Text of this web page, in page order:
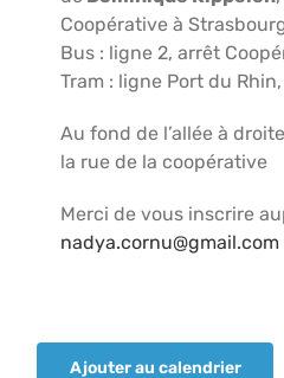
Coopérative à
Bus : ligne 2, arrêt
Tram : ligne Port du
Au fond de l’allée à
la rue de la coopérative
Merci de vous inscrire
nadya.cornu@gmail.com
Ajouter au calendrier